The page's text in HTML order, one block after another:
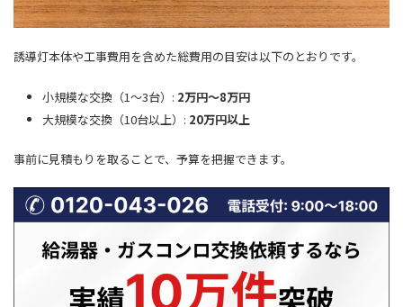
誘導灯本体や工事費用を含めた総費用の目安は以下のとおりです。
小規模な交換（1～3台）: 2万円～8万円
大規模な交換（10台以上）: 20万円以上
事前に見積もりを取ることで、予算を把握できます。